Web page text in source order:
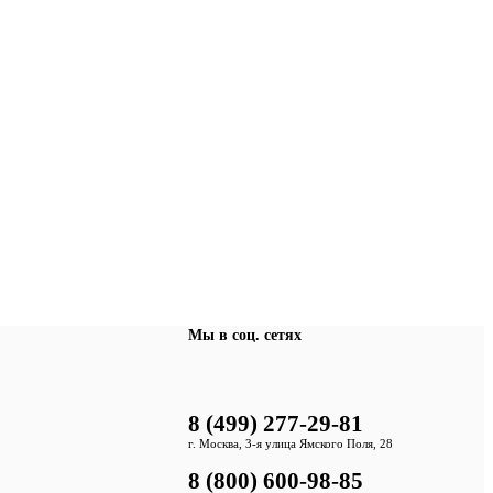
Мы в соц. сетях
8 (499) 277-29-81
г. Москва, 3-я улица Ямского Поля, 28
8 (800) 600-98-85